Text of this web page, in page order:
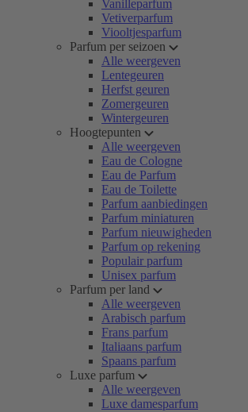
Vanilleparfum
Vetiverparfum
Viooltjesparfum
Parfum per seizoen
Alle weergeven
Lentegeuren
Herfst geuren
Zomergeuren
Wintergeuren
Hoogtepunten
Alle weergeven
Eau de Cologne
Eau de Parfum
Eau de Toilette
Parfum aanbiedingen
Parfum miniaturen
Parfum nieuwigheden
Parfum op rekening
Populair parfum
Unisex parfum
Parfum per land
Alle weergeven
Arabisch parfum
Frans parfum
Italiaans parfum
Spaans parfum
Luxe parfum
Alle weergeven
Luxe damesparfum